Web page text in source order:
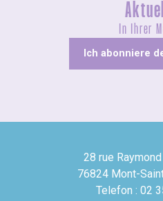
In Ihrer
Ich abonniere
28 rue
76824 Mont-
Telefon : 02